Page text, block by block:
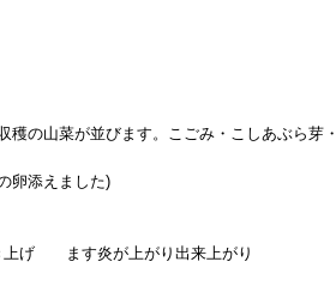
穫の山菜が並びます。こごみ・こしあぶら芽
卵添えました)
上げ ます炎が上がり出来上がり